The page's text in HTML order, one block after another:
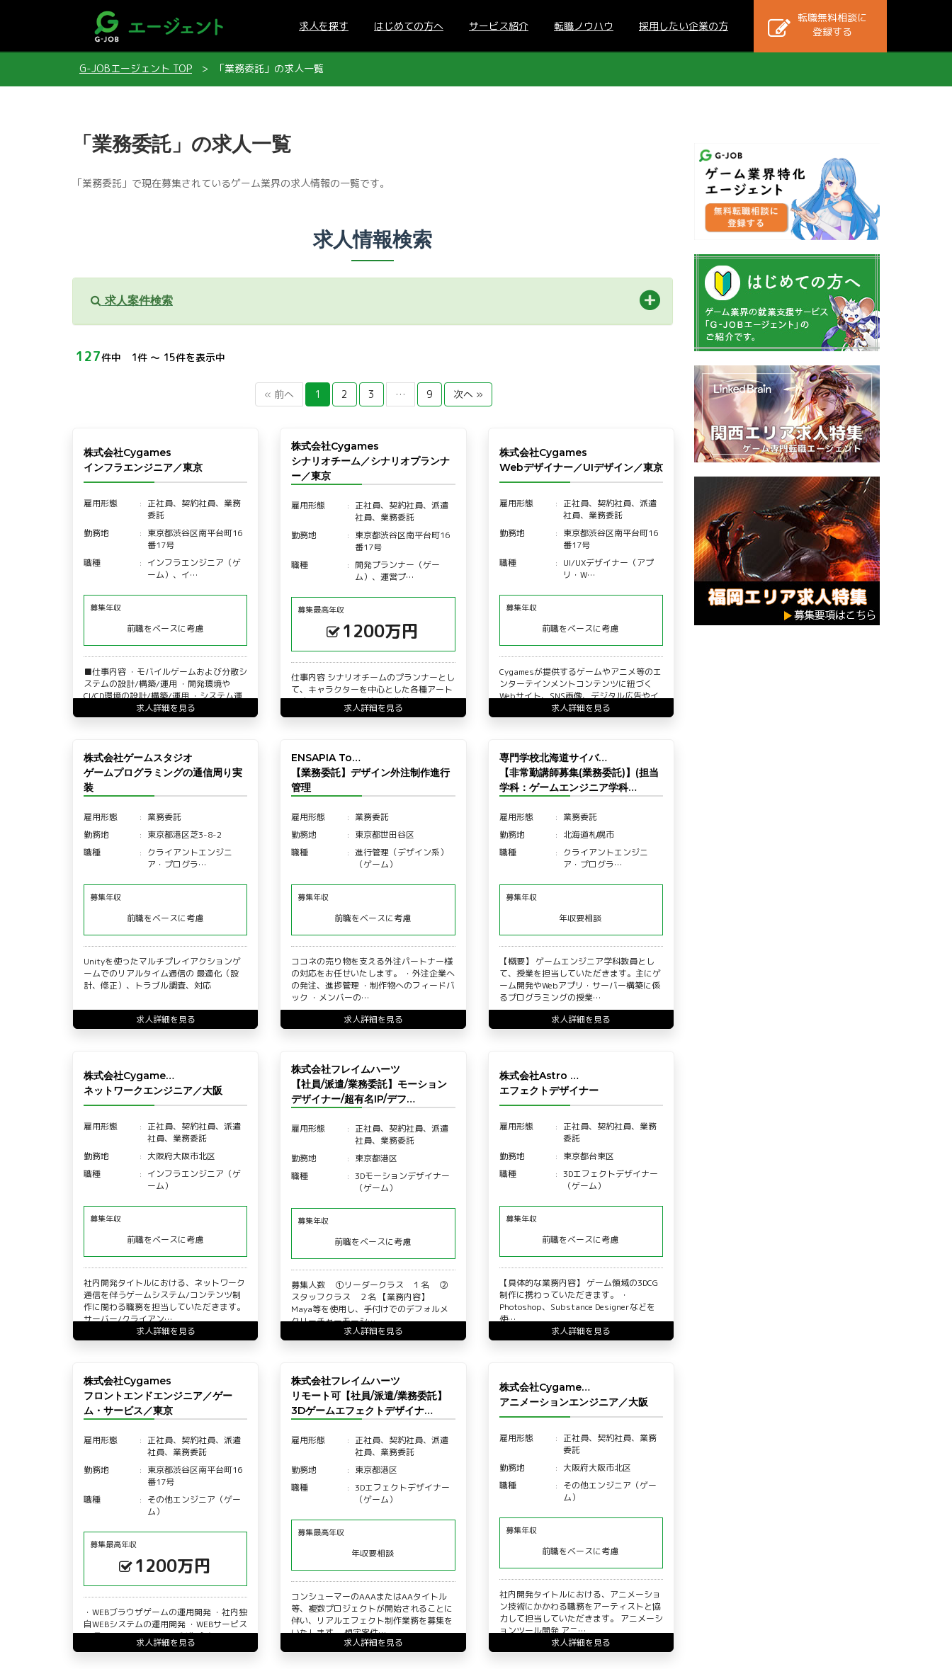
求人を探す はじめての方へ サービス紹介 転職ノウハウ 採用したい企業の方
転職無料相談に
登録する
G-JOBエージェント TOP 「業務委託」の求人一覧
「業務委託」の求人一覧
「業務委託」で現在募集されているゲーム業界の求人情報の一覧です。
求人情報検索
求人案件検索
127件中 1件 〜 15件を表示中
« 前へ 1 2 3 … 9 次へ »
株式会社Cygames
インフラエンジニア／東京
雇用形態
正社員、契約社員、業務
委託
勤務地
東京都渋谷区南平台町16
番17号
職種
インフラエンジニア（ゲ
ーム）、イ…
募集年収
前職をベースに考慮
■仕事内容 ・モバイルゲームおよび分散シ
ステムの設計/構築/運用 ・開発環境や
CI/CD環境の設計/構築/運用 ・システム運
用の改善、自動…求人詳細を見る
株式会社Cygames
シナリオチーム／シナリオプランナ
ー／東京
雇用形態
正社員、契約社員、派遣
社員、業務委託
勤務地
東京都渋谷区南平台町16
番17号
職種
開発プランナー（ゲー
ム）、運営プ…
募集最高年収
1200万円
仕事内容 シナリオチームのプランナーとし
て、キャラクターを中心とした各種アート
関連のリソースの発注・制作管理を担当い
ただきます。 発注・…
求人詳細を見る
株式会社Cygames
Webデザイナー／UIデザイン／東京
雇用形態
正社員、契約社員、派遣
社員、業務委託
勤務地
東京都渋谷区南平台町16
番17号
職種
UI/UXデザイナー（アプ
リ・W…
募集年収
前職をベースに考慮
Cygamesが提供するゲームやアニメ等のエ
ンターテインメントコンテンツに紐づく
Webサイト、SNS画像、デジタル広告やイ
ンタラクティブコ…求人詳細を見る
株式会社ゲームスタジオ
ゲームプログラミングの通信周り実
装
雇用形態
業務委託
勤務地
東京都港区芝3-8-2
職種
クライアントエンジニ
ア・プログラ…
募集年収
前職をベースに考慮
Unityを使ったマルチプレイアクションゲ
ームでのリアルタイム通信の 最適化（設
計、修正）、トラブル調査、対応
求人詳細を見る
ENSAPIA To…
【業務委託】デザイン外注制作進行
管理
雇用形態
業務委託
勤務地
東京都世田谷区
職種
進行管理（デザイン系）
（ゲーム）
募集年収
前職をベースに考慮
ココネの売り物を支える外注パートナー様
の対応をお任せいたします。 ・外注企業へ
の発注、進捗管理 ・制作物へのフィードバ
ック ・メンバーの…
求人詳細を見る
専門学校北海道サイバ…
【非常勤講師募集(業務委託)】(担当
学科：ゲームエンジニア学科…
雇用形態
業務委託
勤務地
北海道札幌市
職種
クライアントエンジニ
ア・プログラ…
募集年収
年収要相談
【概要】 ゲームエンジニア学科教員とし
て、授業を担当していただきます。主にゲ
ーム開発やWebアプリ・サーバー構築に係
るプログラミングの授業…
求人詳細を見る
株式会社Cygame…
ネットワークエンジニア／大阪
雇用形態
正社員、契約社員、派遣
社員、業務委託
勤務地
大阪府大阪市北区
職種
インフラエンジニア（ゲ
ーム）
募集年収
前職をベースに考慮
社内開発タイトルにおける、ネットワーク
通信を伴うゲームシステム/コンテンツ制
作に関わる職務を担当していただきます。
サーバー/クライアン…
求人詳細を見る
株式会社フレイムハーツ
【社員/派遣/業務委託】モーション
デザイナー/超有名IP/デフ…
雇用形態
正社員、契約社員、派遣
社員、業務委託
勤務地
東京都港区
職種
3Dモーションデザイナー
（ゲーム）
募集年収
前職をベースに考慮
募集人数 ①リーダークラス １名 ②
スタッフクラス ２名 【業務内容】
Maya等を使用し、手付けでのデフォルメ
クリーチャーモーシ…
求人詳細を見る
株式会社Astro …
エフェクトデザイナー
雇用形態
正社員、契約社員、業務
委託
勤務地
東京都台東区
職種
3Dエフェクトデザイナー
（ゲーム）
募集年収
前職をベースに考慮
【具体的な業務内容】 ゲーム領域の3DCG
制作に携わっていただきます。 ・
Photoshop、Substance Designerなどを
使…
求人詳細を見る
株式会社Cygames
フロントエンドエンジニア／ゲー
ム・サービス／東京
雇用形態
正社員、契約社員、派遣
社員、業務委託
勤務地
東京都渋谷区南平台町16
番17号
職種
その他エンジニア（ゲー
ム）
募集最高年収
1200万円
・WEBブラウザゲームの運用開発 ・社内独
自WEBシステムの運用開発 ・WEBサービス
の運用開発 ・WEBサイト制作 主な上記4つ
求人詳細を見る
株式会社フレイムハーツ
リモート可【社員/派遣/業務委託】
3Dゲームエフェクトデザイナ…
雇用形態
正社員、契約社員、派遣
社員、業務委託
勤務地
東京都港区
職種
3Dエフェクトデザイナー
（ゲーム）
募集最高年収
年収要相談
コンシューマーのAAAまたはAAタイトル
等、複数プロジェクトが開始されることに
伴い、リアルエフェクト制作業務を募集を
いたします。 想定案件…
求人詳細を見る
株式会社Cygame…
アニメーションエンジニア／大阪
雇用形態
正社員、契約社員、業務
委託
勤務地
大阪府大阪市北区
職種
その他エンジニア（ゲー
ム）
募集年収
前職をベースに考慮
社内開発タイトルにおける、アニメーショ
ン技術にかかわる職務をアーティストと協
力して担当していただきます。 アニメーシ
ョンツール開発 アニ…
求人詳細を見る